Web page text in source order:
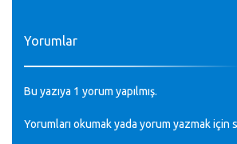
Yorumlar
Bu yazıya 1 yorum yapılmış.
Yorumları okumak yada yorum yazmak için